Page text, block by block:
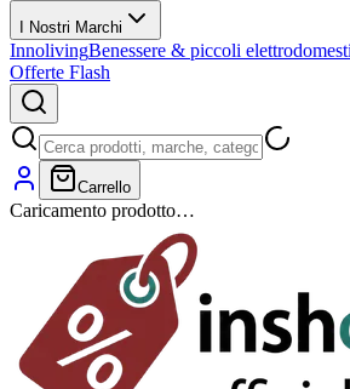
I Nostri Marchi
InnolivingBenessere & piccoli
Offerte Flash
Carrello
Caricamento prodotto…